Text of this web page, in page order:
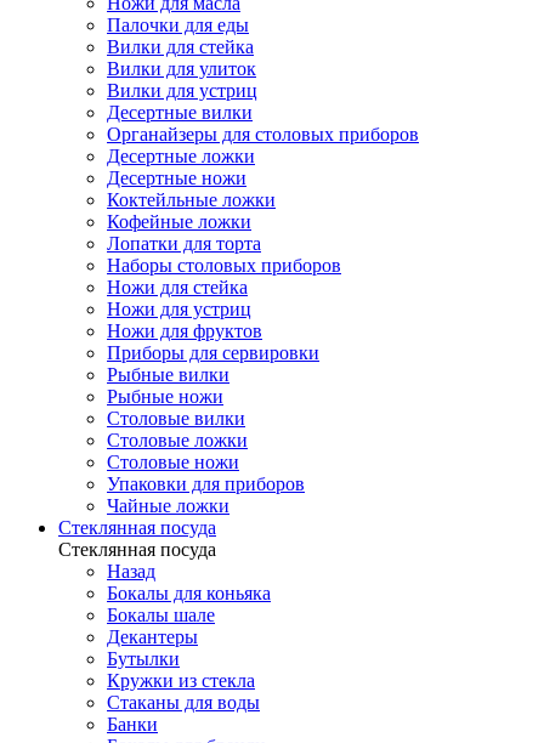
Палочки для еды
Вилки для стейка
Вилки для улиток
Вилки для устриц
Десертные вилки
Органайзеры для столовых приборов
Десертные ложки
Десертные ножи
Коктейльные ложки
Кофейные ложки
Лопатки для торта
Наборы столовых приборов
Ножи для стейка
Ножи для устриц
Ножи для фруктов
Приборы для сервировки
Рыбные вилки
Рыбные ножи
Столовые вилки
Столовые ложки
Столовые ножи
Упаковки для приборов
Чайные ложки
Стеклянная посуда
Стеклянная посуда
Назад
Бокалы для коньяка
Бокалы шале
Декантеры
Бутылки
Кружки из стекла
Стаканы для воды
Банки